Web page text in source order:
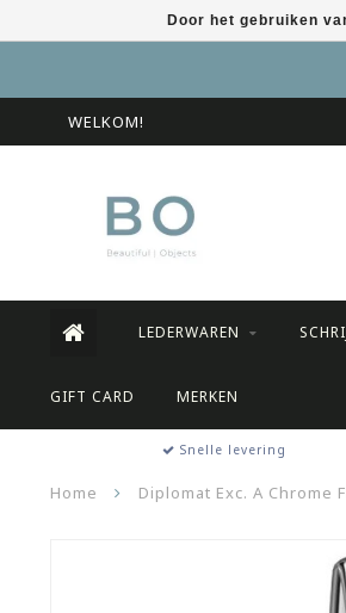
WELKOM!
LEDERWAREN
GIFT CARD MERKEN
Snelle levering
Home Diplomat Exc. A Chrome
Door het gebruiken